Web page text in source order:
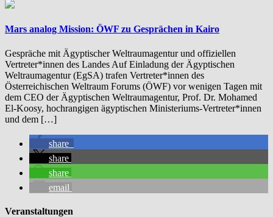
Mars analog Mission: ÖWF zu Gesprächen in Kairo
Gespräche mit Ägyptischer Weltraumagentur und offiziellen
Vertreter*innen des Landes Auf Einladung der Ägyptischen
Weltraumagentur (EgSA) trafen Vertreter*innen des
Österreichischen Weltraum Forums (ÖWF) vor wenigen Tagen mit
dem CEO der Ägyptischen Weltraumagentur, Prof. Dr. Mohamed
El-Koosy, hochrangigen ägyptischen Ministeriums-Vertreter*innen
und dem […]
share
share
share
email
Veranstaltungen